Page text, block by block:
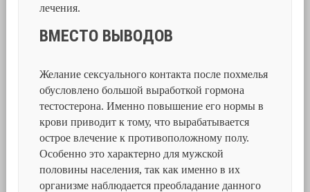
лечения.
ВМЕСТО ВЫВОДОВ
Желание сексуального контакта после похмелья
обусловлено большой выработкой гормона
тестостерона. Именно повышение его нормы в
крови приводит к тому, что вырабатывается
острое влечение к противоположному полу.
Особенно это характерно для мужской
половины населения, так как именно в их
организме наблюдается преобладание данного